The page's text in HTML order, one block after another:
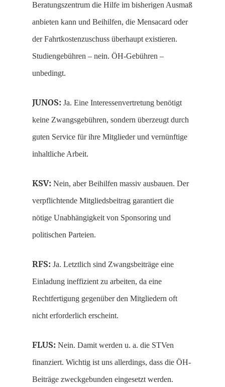
Beratungszentrum die Hilfe im bisherigen Ausmaß
anbieten kann und Beihilfen, die Mensacard oder
der Fahrtkostenzuschuss überhaupt existieren.
Studiengebühren – nein. ÖH-Gebühren –
unbedingt.
JUNOS: Ja. Eine Interessenvertretung benötigt
keine Zwangsgebühren, sondern überzeugt durch
guten Service für ihre Mitglieder und vernünftige
inhaltliche Arbeit.
KSV: Nein, aber Beihilfen massiv ausbauen. Der
verpflichtende Mitgliedsbeitrag garantiert die
nötige Unabhängigkeit von Sponsoring und
politischen Parteien.
RFS: Ja. Letztlich sind Zwangsbeiträge eine
Einladung ineffizient zu arbeiten, da eine
Rechtfertigung gegenüber den Mitgliedern oft
nicht erforderlich erscheint.
FLUS: Nein. Damit werden u. a. die STVen
finanziert. Wichtig ist uns allerdings, dass die ÖH-
Beiträge zweckgebunden eingesetzt werden.